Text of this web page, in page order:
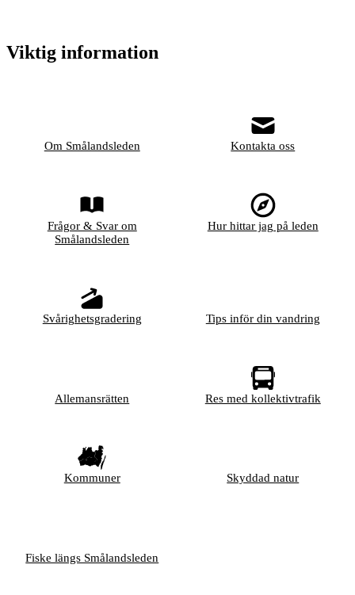
Viktig information
Om Smålandsleden Kontakta oss
Frågor & Svar om
Smålandsleden
Hur hittar jag på leden
Svårighetsgradering Tips inför din vandring
Allemansrätten Res med kollektivtrafik
Kommuner Skyddad natur
Fiske längs Smålandsleden